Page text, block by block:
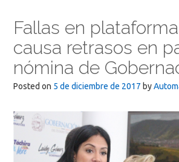
Fallas en
causa retrasos en
nómina de
Posted on 5 de diciembre de 2017 by